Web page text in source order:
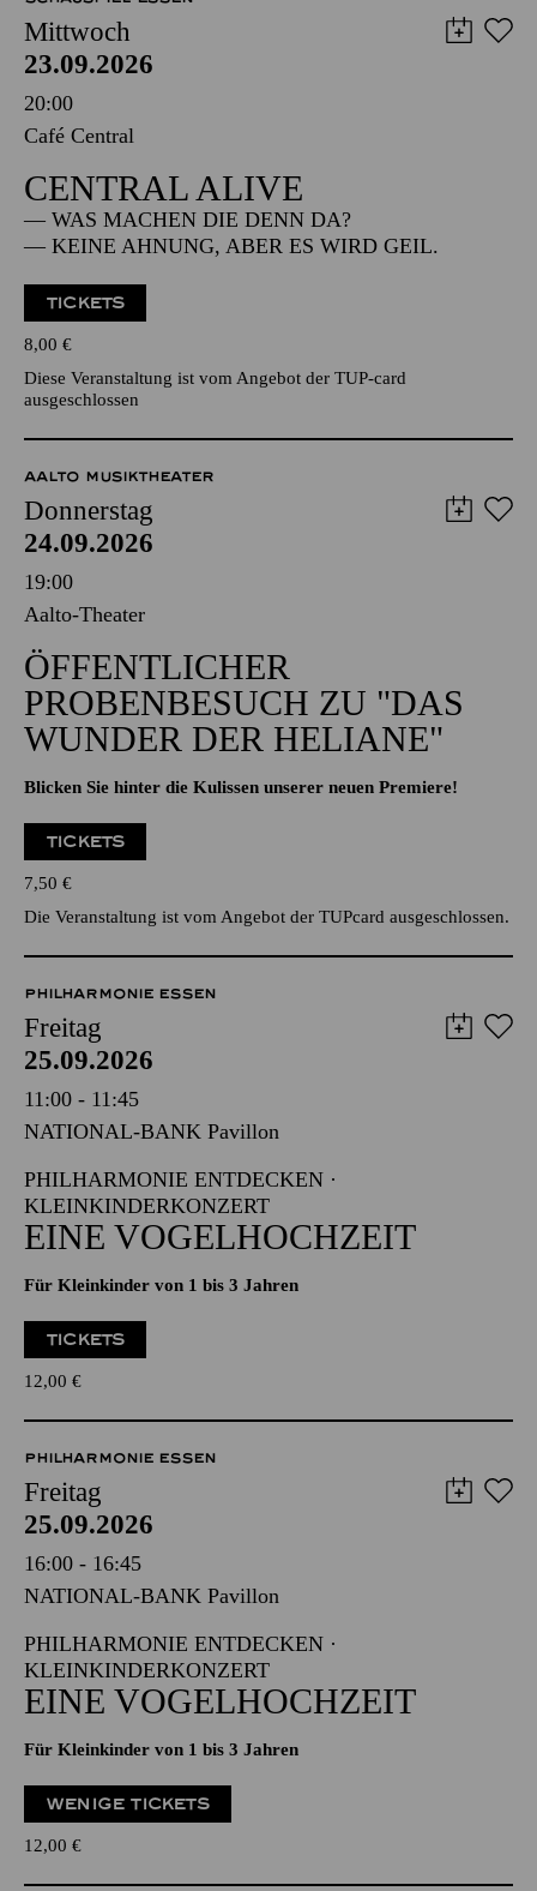
Mittwoch
23.09.2026
20:00
Café Central
CENTRAL ALIVE
— WAS MACHEN DIE DENN DA?
— KEINE AHNUNG, ABER ES WIRD GEIL.
TICKETS
8,00 €
Diese Veranstaltung ist vom Angebot der TUP-card
ausgeschlossen
AALTO MUSIKTHEATER
Donnerstag
24.09.2026
19:00
Aalto-Theater
ÖFFENTLICHER
PROBENBESUCH ZU "DAS
WUNDER DER HELIANE"
Blicken Sie hinter die Kulissen unserer neuen Premiere!
TICKETS
7,50 €
Die Veranstaltung ist vom Angebot der TUPcard ausgeschlossen.
PHILHARMONIE ESSEN
Freitag
25.09.2026
11:00 - 11:45
NATIONAL-BANK Pavillon
PHILHARMONIE ENTDECKEN ·
KLEINKINDERKONZERT
EINE VOGELHOCHZEIT
Für Kleinkinder von 1 bis 3 Jahren
TICKETS
12,00 €
PHILHARMONIE ESSEN
Freitag
25.09.2026
16:00 - 16:45
NATIONAL-BANK Pavillon
PHILHARMONIE ENTDECKEN ·
KLEINKINDERKONZERT
EINE VOGELHOCHZEIT
Für Kleinkinder von 1 bis 3 Jahren
WENIGE TICKETS
12,00 €